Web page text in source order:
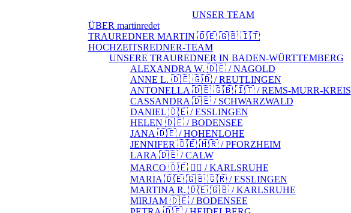
UNSER TEAM
ÜBER martinredet
TRAUREDNER MARTIN 🇩🇪 🇬🇧 🇮🇹
HOCHZEITSREDNER-TEAM
UNSERE TRAUREDNER IN BADEN-WÜRTTEMBERG
ALEXANDRA W. 🇩🇪 / NAGOLD
ANNE L. 🇩🇪 🇬🇧 / REUTLINGEN
ANTONELLA 🇩🇪 🇬🇧 🇮🇹 / REMS-MURR-KREIS
CASSANDRA 🇩🇪 / SCHWARZWALD
DANIEL 🇩🇪 / ESSLINGEN
HELEN 🇩🇪 / BODENSEE
JANA 🇩🇪 / HOHENLOHE
JENNIFER 🇩🇪 🇭🇷 / PFORZHEIM
LARA 🇩🇪 / CALW
MARCO 🇩🇪 🏳️‍🌈 / KARLSRUHE
MARIA 🇩🇪 🇬🇧 🇬🇷 / ESSLINGEN
MARTINA R. 🇩🇪 🇬🇧 / KARLSRUHE
MIRJAM 🇩🇪 / BODENSEE